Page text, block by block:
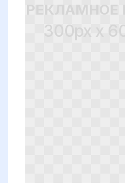
РЕКЛАМНОЕ
300px x